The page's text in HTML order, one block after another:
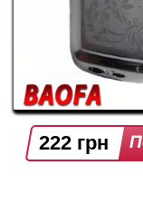
222 грн